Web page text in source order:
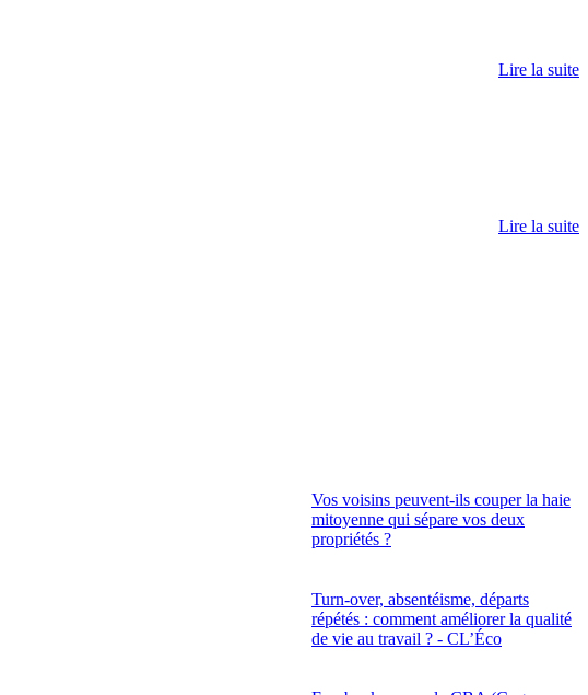
Lire la suite
Lire la suite
Vos voisins peuvent-ils couper la haie
mitoyenne qui sépare vos deux
propriétés ?
Turn-over, absentéisme, départs
répétés : comment améliorer la qualité
de vie au travail ? - CL’Éco